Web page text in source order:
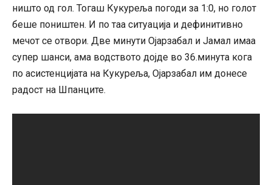
ништо од гол. Тогаш Кукуреља погоди за 1:0, но голот
беше поништен. И по таа ситуација и дефинитивно
мечот се отвори. Две минути Ојарзабал и Јамал имаа
супер шанси, ама водството дојде во 36.минута кога
по асистенцијата на Кукуреља, Ојарзабал им донесе
радост на Шпанците.